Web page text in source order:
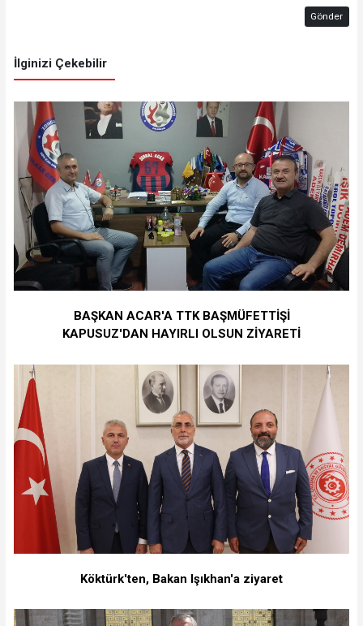
Gönder
İlginizi Çekebilir
BAŞKAN ACAR'A TTK BAŞMÜFETTİŞİ
KAPUSUZ'DAN HAYIRLI OLSUN ZİYARETİ
Köktürk'ten, Bakan Işıkhan'a ziyaret